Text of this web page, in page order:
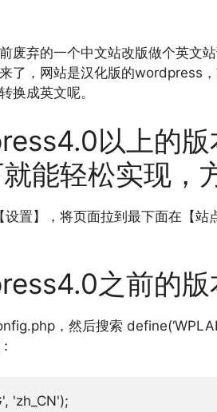
废弃的一个中文站改版做个英文
了，网站是汉化版的wordpress
换成英文呢。
以上的版
能轻松实现，
置】，将页面拉到最下面在【站
之前的版
，然后搜索
, 'zh_CN');